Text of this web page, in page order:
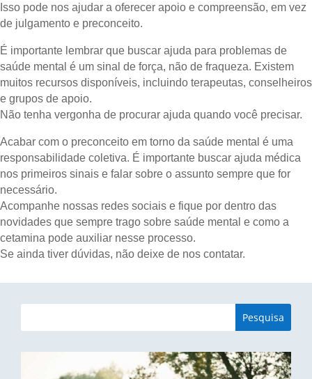
Isso pode nos ajudar a oferecer apoio e compreensão, em vez
de julgamento e preconceito.
É importante lembrar que buscar ajuda para problemas de
saúde mental é um sinal de força, não de fraqueza. Existem
muitos recursos disponíveis, incluindo terapeutas, conselheiros
e grupos de apoio.
Não tenha vergonha de procurar ajuda quando você precisar.
Acabar com o preconceito em torno da saúde mental é uma
responsabilidade coletiva. É importante buscar ajuda médica
nos primeiros sinais e falar sobre o assunto sempre que for
necessário.
Acompanhe nossas redes sociais e fique por dentro das
novidades que sempre trago sobre saúde mental e como a
cetamina pode auxiliar nesse processo.
Se ainda tiver dúvidas, não deixe de nos contatar.